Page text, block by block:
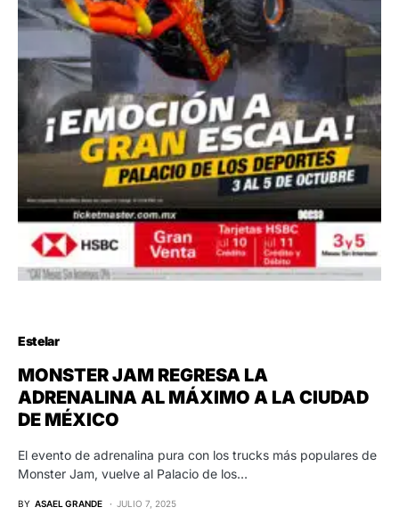
Estelar
MONSTER JAM REGRESA LA
ADRENALINA AL MÁXIMO A LA CIUDAD
DE MÉXICO
El evento de adrenalina pura con los trucks más populares de
Monster Jam, vuelve al Palacio de los…
BY ASAEL GRANDE JULIO 7, 2025